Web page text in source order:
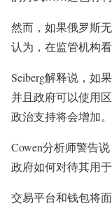
然而，如果俄罗斯
认为，在监管机构
Seiberg解释说，如
并且政府可以使用
政治支持将会增加。
Cowen分析师警告
政府如何对待其用
交易平台和钱包将